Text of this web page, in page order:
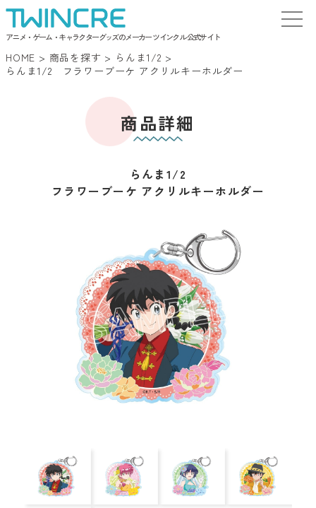
アニメ・ゲーム・キャラクターグッズのメーカー ツインクル 公式サイト
HOME > 商品を探す > らんま1/2 >
らんま1/2 フラワーブーケ アクリルキーホルダー
商品詳細
らんま1/2
フラワーブーケ アクリルキーホルダー